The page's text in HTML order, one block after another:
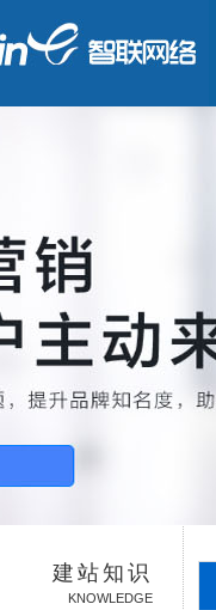
建站知识
KNOWLEDGE